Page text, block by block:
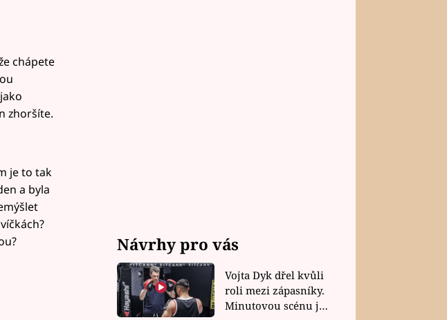
chápete
zhoršíte.
je to tak
a byla
Návrhy pro vás
Vojta Dyk dřel kvůli
roli mezi zápasníky.
Minutovou scénu jel